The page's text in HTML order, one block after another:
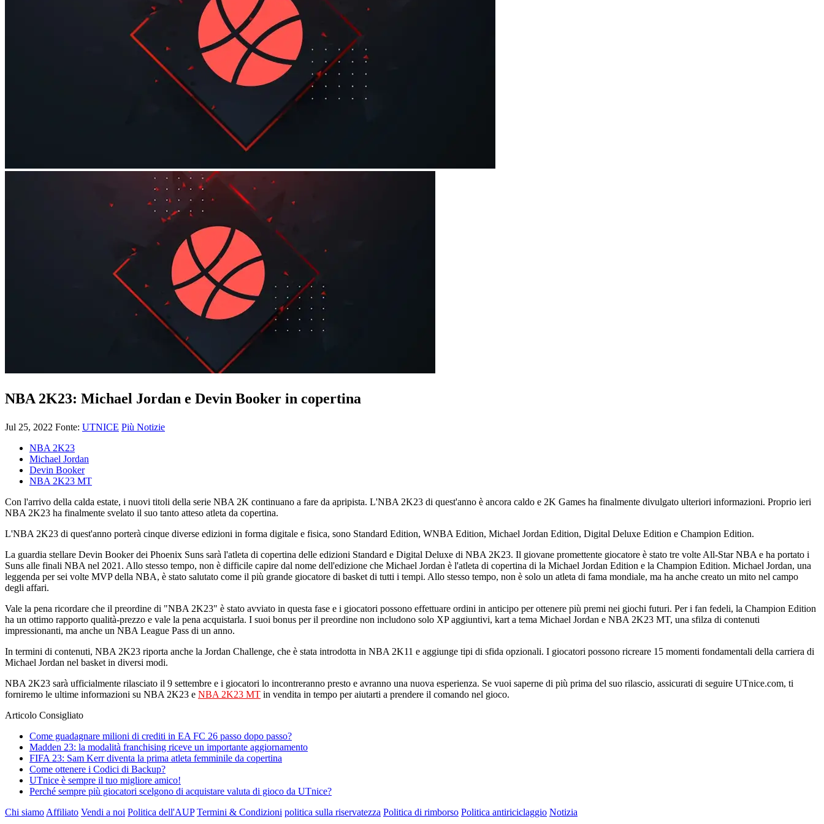
NBA 2K23: Michael Jordan e Devin Booker in copertina
Jul 25, 2022 Fonte: UTNICE Più Notizie
NBA 2K23
Michael Jordan
Devin Booker
NBA 2K23 MT
Con l'arrivo della calda estate, i nuovi titoli della serie NBA 2K continuano a fare da apripista. L'NBA 2K23 di quest'anno è ancora caldo e 2K Games ha finalmente divulgato ulteriori informazioni. Proprio ieri
NBA 2K23 ha finalmente svelato il suo tanto atteso atleta da copertina.
L'NBA 2K23 di quest'anno porterà cinque diverse edizioni in forma digitale e fisica, sono Standard Edition, WNBA Edition, Michael Jordan Edition, Digital Deluxe Edition e Champion Edition.
La guardia stellare Devin Booker dei Phoenix Suns sarà l'atleta di copertina delle edizioni Standard e Digital Deluxe di NBA 2K23. Il giovane promettente giocatore è stato tre volte All-Star NBA e ha portato i
Suns alle finali NBA nel 2021. Allo stesso tempo, non è difficile capire dal nome dell'edizione che Michael Jordan è l'atleta di copertina di la Michael Jordan Edition e la Champion Edition. Michael Jordan, una
leggenda per sei volte MVP della NBA, è stato salutato come il più grande giocatore di basket di tutti i tempi. Allo stesso tempo, non è solo un atleta di fama mondiale, ma ha anche creato un mito nel campo
degli affari.
Vale la pena ricordare che il preordine di "NBA 2K23" è stato avviato in questa fase e i giocatori possono effettuare ordini in anticipo per ottenere più premi nei giochi futuri. Per i fan fedeli, la Champion Edition
ha un ottimo rapporto qualità-prezzo e vale la pena acquistarla. I suoi bonus per il preordine non includono solo XP aggiuntivi, kart a tema Michael Jordan e NBA 2K23 MT, una sfilza di contenuti
impressionanti, ma anche un NBA League Pass di un anno.
In termini di contenuti, NBA 2K23 riporta anche la Jordan Challenge, che è stata introdotta in NBA 2K11 e aggiunge tipi di sfida opzionali. I giocatori possono ricreare 15 momenti fondamentali della carriera di
Michael Jordan nel basket in diversi modi.
NBA 2K23 sarà ufficialmente rilasciato il 9 settembre e i giocatori lo incontreranno presto e avranno una nuova esperienza. Se vuoi saperne di più prima del suo rilascio, assicurati di seguire UTnice.com, ti
forniremo le ultime informazioni su NBA 2K23 e NBA 2K23 MT in vendita in tempo per aiutarti a prendere il comando nel gioco.
Articolo Consigliato
Come guadagnare milioni di crediti in EA FC 26 passo dopo passo?
Madden 23: la modalità franchising riceve un importante aggiornamento
FIFA 23: Sam Kerr diventa la prima atleta femminile da copertina
Come ottenere i Codici di Backup?
UTnice è sempre il tuo migliore amico!
Perché sempre più giocatori scelgono di acquistare valuta di gioco da UTnice?
Chi siamo Affiliato Vendi a noi Politica dell'AUP Termini & Condizioni politica sulla riservatezza Politica di rimborso Politica antiriciclaggio Notizia